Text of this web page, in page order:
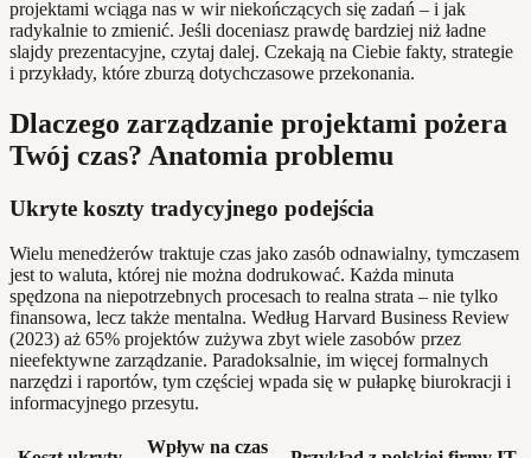
projektami wciąga nas w wir niekończących się zadań – i jak
radykalnie to zmienić. Jeśli doceniasz prawdę bardziej niż ładne
slajdy prezentacyjne, czytaj dalej. Czekają na Ciebie fakty, strategie
i przykłady, które zburzą dotychczasowe przekonania.
Dlaczego zarządzanie projektami pożera
Twój czas? Anatomia problemu
Ukryte koszty tradycyjnego podejścia
Wielu menedżerów traktuje czas jako zasób odnawialny, tymczasem
jest to waluta, której nie można dodrukować. Każda minuta
spędzona na niepotrzebnych procesach to realna strata – nie tylko
finansowa, lecz także mentalna. Według Harvard Business Review
(2023) aż 65% projektów zużywa zbyt wiele zasobów przez
nieefektywne zarządzanie. Paradoksalnie, im więcej formalnych
narzędzi i raportów, tym częściej wpada się w pułapkę biurokracji i
informacyjnego przesytu.
Wpływ na czas